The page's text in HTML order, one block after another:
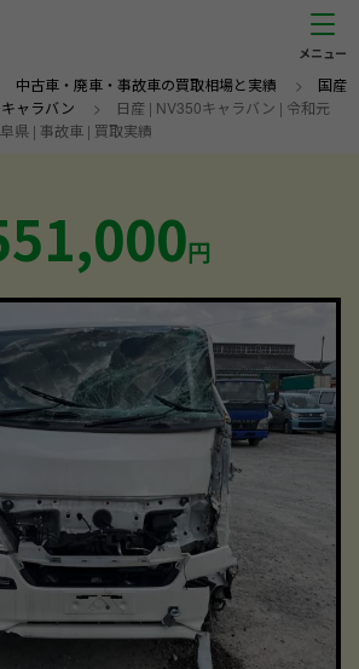
中古車・廃車・事故車の買取相場と実績 > 国産
ャラバン >
日産 | NV350キャラバン | 令和元
県 | 事故車 | 買取実績
円